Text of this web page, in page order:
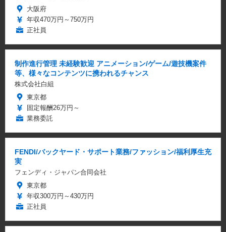
大阪府
年収470万円～750万円
正社員
制作進行管理 未経験歓迎 アニメーション/ゲーム/遊技機案件
等、様々なコンテンツに携われるチャンス
株式会社白組
東京都
固定報酬26万円～
業務委託
FENDI/バックヤード・サポート業務/ファッション/福利厚生充
実
フェンディ・ジャパン合同会社
東京都
年収300万円～430万円
正社員